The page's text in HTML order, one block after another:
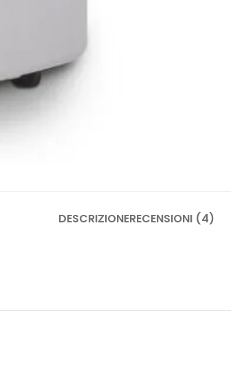
DESCRIZIONERECENSIONI (4)